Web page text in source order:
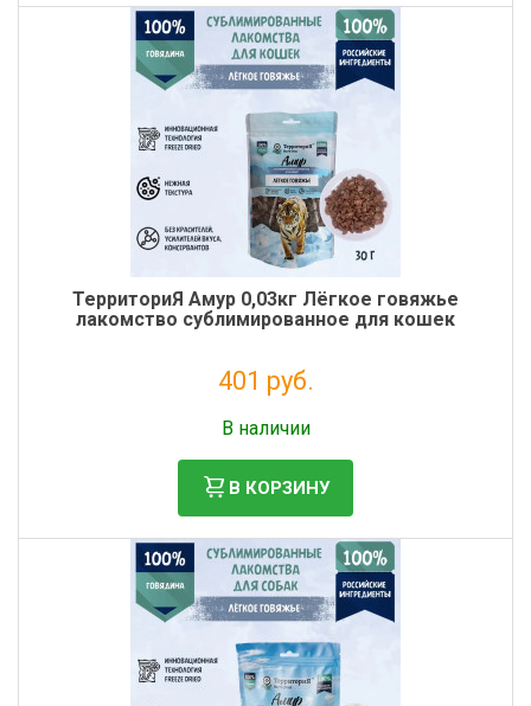
ТерриториЯ Амур 0,03кг Лёгкое говяжье
лакомство сублимированное для кошек
401 руб.
В наличии
В КОРЗИНУ